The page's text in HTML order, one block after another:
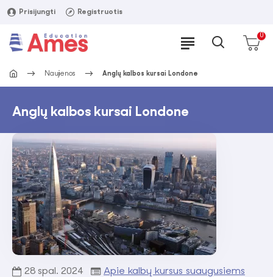
Prisijungti Registruotis
0
Naujienos Anglų kalbos kursai Londone
Anglų kalbos kursai Londone
28 spal. 2024 Apie kalbų kursus suaugusiems